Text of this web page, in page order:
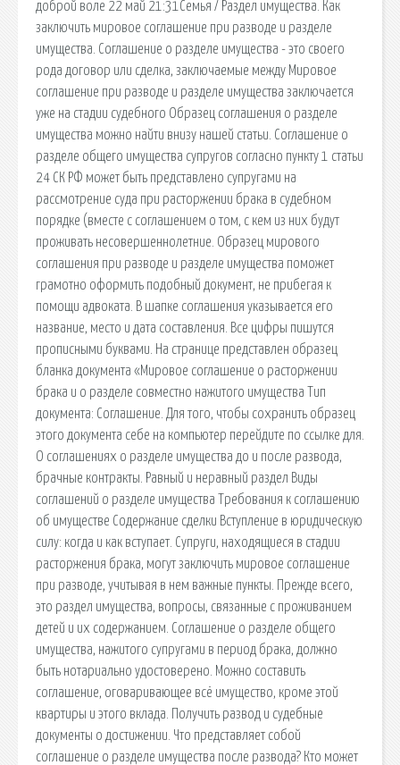
доброй воле 22 май 21:31Семья / Раздел имущества. Как
заключить мировое соглашение при разводе и разделе
имущества. Соглашение о разделе имущества - это своего
рода договор или сделка, заключаемые между Мировое
соглашение при разводе и разделе имущества заключается
уже на стадии судебного Образец соглашения о разделе
имущества можно найти внизу нашей статьи. Соглашение о
разделе общего имущества супругов согласно пункту 1 статьи
24 СК РФ может быть представлено супругами на
рассмотрение суда при расторжении брака в судебном
порядке (вместе с соглашением о том, с кем из них будут
проживать несовершеннолетние. Образец мирового
соглашения при разводе и разделе имущества поможет
грамотно оформить подобный документ, не прибегая к
помощи адвоката. В шапке соглашения указывается его
название, место и дата составления. Все цифры пишутся
прописными буквами. На странице представлен образец
бланка документа «Мировое соглашение о расторжении
брака и о разделе совместно нажитого имущества Тип
документа: Соглашение. Для того, чтобы сохранить образец
этого документа себе на компьютер перейдите по ссылке для.
О соглашениях о разделе имущества до и после развода,
брачные контракты. Равный и неравный раздел Виды
соглашений о разделе имущества Требования к соглашению
об имуществе Содержание сделки Вступление в юридическую
силу: когда и как вступает. Супруги, находящиеся в стадии
расторжения брака, могут заключить мировое соглашение
при разводе, учитывая в нем важные пункты. Прежде всего,
это раздел имущества, вопросы, связанные с проживанием
детей и их содержанием. Соглашение о разделе общего
имущества, нажитого супругами в период брака, должно
быть нотариально удостоверено. Можно составить
соглашение, оговаривающее всё имущество, кроме этой
квартиры и этого вклада. Получить развод и судебные
документы о достижении. Что представляет собой
соглашение о разделе имущества после развода? Кто может